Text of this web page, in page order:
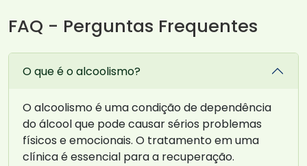
FAQ - Perguntas Frequentes
O que é o alcoolismo?
O alcoolismo é uma condição de dependência
do álcool que pode causar sérios problemas
físicos e emocionais. O tratamento em uma
clínica é essencial para a recuperação.